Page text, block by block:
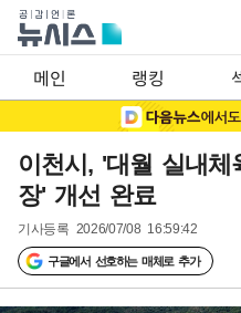
메인 랭킹
이천시, '대월 실내체
장' 개선 완료
기사등록 2026/07/08 16:59:42
구글에서 선호하는 매체로 추가